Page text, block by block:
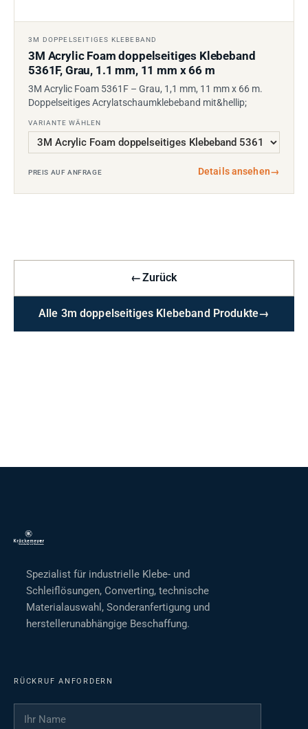
3M DOPPELSEITIGES KLEBEBAND
3M Acrylic Foam doppelseitiges Klebeband
5361F, Grau, 1.1 mm, 11 mm x 66 m
3M Acrylic Foam 5361F – Grau, 1,1 mm, 11 mm x 66 m.
Doppelseitiges Acrylatschaumklebeband mit&hellip;
VARIANTE WÄHLEN
PREIS AUF ANFRAGE Details ansehen→
←Zurück
Alle 3m doppelseitiges Klebeband Produkte→
Spezialist für industrielle Klebe- und
Schleiflösungen, Converting, technische
Materialauswahl, Sonderanfertigung und
herstellerunabhängige Beschaffung.
RÜCKRUF ANFORDERN
Ihr Name